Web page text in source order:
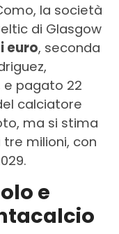
la società
di Glasgow
euro, seconda
e pagato 22
calciatore
ma si stima
milioni, con
e